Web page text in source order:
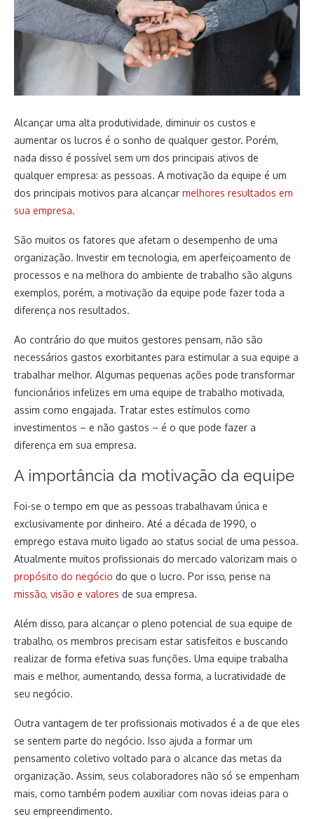
Alcançar uma alta produtividade, diminuir os custos e
aumentar os lucros é o sonho de qualquer gestor. Porém,
nada disso é possível sem um dos principais ativos de
qualquer empresa: as pessoas. A motivação da equipe é um
dos principais motivos para alcançar melhores resultados em
sua empresa.
São muitos os fatores que afetam o desempenho de uma
organização. Investir em tecnologia, em aperfeiçoamento de
processos e na melhora do ambiente de trabalho são alguns
exemplos, porém, a motivação da equipe pode fazer toda a
diferença nos resultados.
Ao contrário do que muitos gestores pensam, não são
necessários gastos exorbitantes para estimular a sua equipe a
trabalhar melhor. Algumas pequenas ações pode transformar
funcionários infelizes em uma equipe de trabalho motivada,
assim como engajada. Tratar estes estímulos como
investimentos – e não gastos – é o que pode fazer a
diferença em sua empresa.
A importância da motivação da equipe
Foi-se o tempo em que as pessoas trabalhavam única e
exclusivamente por dinheiro. Até a década de 1990, o
emprego estava muito ligado ao status social de uma pessoa.
Atualmente muitos profissionais do mercado valorizam mais o
propósito do negócio do que o lucro. Por isso, pense na
missão, visão e valores de sua empresa.
Além disso, para alcançar o pleno potencial de sua equipe de
trabalho, os membros precisam estar satisfeitos e buscando
realizar de forma efetiva suas funções. Uma equipe trabalha
mais e melhor, aumentando, dessa forma, a lucratividade de
seu negócio.
Outra vantagem de ter profissionais motivados é a de que eles
se sentem parte do negócio. Isso ajuda a formar um
pensamento coletivo voltado para o alcance das metas da
organização. Assim, seus colaboradores não só se empenham
mais, como também podem auxiliar com novas ideias para o
seu empreendimento.